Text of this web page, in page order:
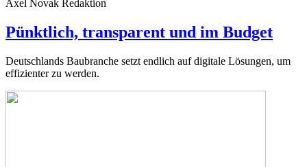
Axel Novak Redaktion
Pünktlich, transparent und im Budget
Deutschlands Baubranche setzt endlich auf digitale Lösungen, um
effizienter zu werden.